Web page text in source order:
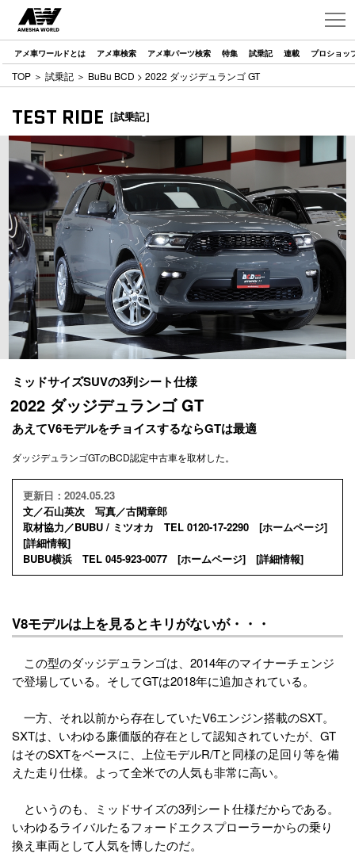
アメ車ワールドとは アメ車検索 アメ車パーツ検索 特集 試乗記 連載 プロショッ
TOP ＞ 試乗記 ＞ BuBu BCD > 2022 ダッジデュランゴ GT
TEST RIDE ［試乗記］
ミッドサイズSUVの3列シート仕様
2022 ダッジデュランゴ GT
あえてV6モデルをチョイスするならGTは最適
ダッジデュランゴGTのBCD認定中古車を取材した。
更新日：2024.05.23
文／石山英次 写真／古閑章郎
取材協力／BUBU / ミツオカ TEL 0120-17-2290 [ホームページ]
[詳細情報]
BUBU横浜 TEL 045-923-0077 [ホームページ] [詳細情報]
V8モデルは上を見るとキリがないが・・・
この型のダッジデュランゴは、2014年のマイナーチェンジ
で登場している。そしてGTは2018年に追加されている。
一方、それ以前から存在していたV6エンジン搭載のSXT。
SXTは、いわゆる廉価版的存在として認知されていたが、GT
はそのSXTをベースに、上位モデルR/Tと同様の足回り等を備
えた走り仕様。よって全米での人気も非常に高い。
というのも、ミッドサイズの3列シート仕様だからである。
いわゆるライバルたるフォードエクスプローラーからの乗り
換え車両として人気を博したのだ。